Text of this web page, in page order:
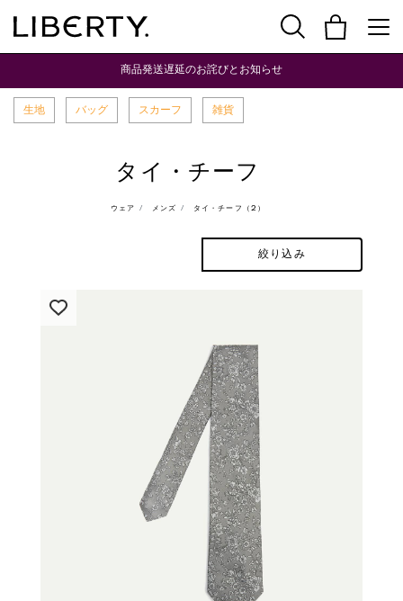
商品発送遅延のお詫びとお知らせ
生地 バッグ スカーフ 雑貨
タイ・チーフ
ウェア メンズ タイ・チーフ（2）
絞り込み